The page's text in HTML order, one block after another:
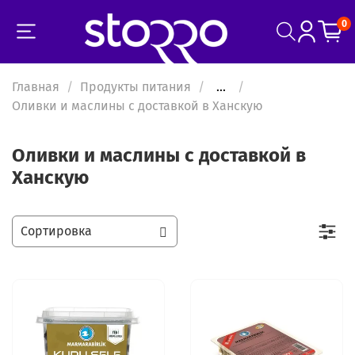
0
Главная Продукты питания
...
Оливки и маслины с доставкой в Ханскую
Оливки и маслины с доставкой в
Ханскую